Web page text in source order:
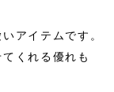
アイテムです。
くれる優れも